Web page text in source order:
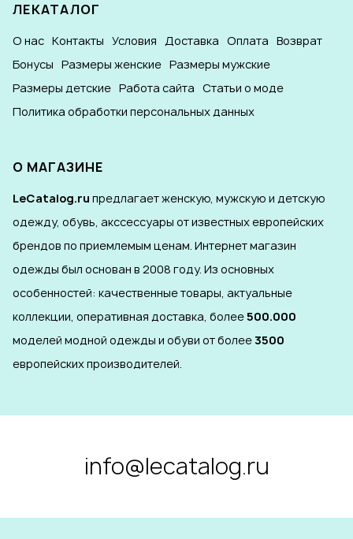
ЛЕКАТАЛОГ
О нас Контакты Условия Доставка Оплата Возврат
Бонусы Размеры женские Размеры мужские
Размеры детские Работа сайта Статьи о моде
Политика обработки персональных данных
О МАГАЗИНЕ
LeCatalog.ru предлагает женскую, мужскую и детскую
одежду, обувь, акссессуары от известных европейских
брендов по приемлемым ценам. Интернет магазин
одежды был основан в 2008 году. Из основных
особенностей: качественные товары, актуальные
коллекции, оперативная доставка, более500.000
моделей модной одежды и обуви от более3500
европейских производителей.
info@lecatalog.ru